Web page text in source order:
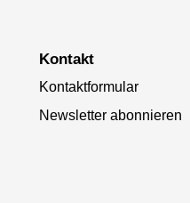
Kontakt
Kontaktformular
Newsletter abonnieren